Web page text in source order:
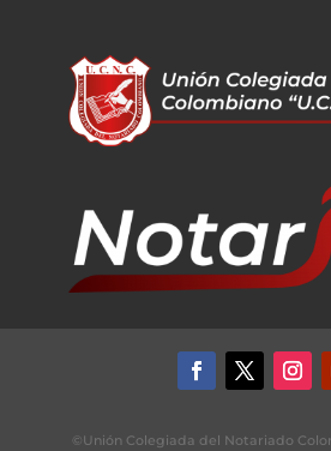
©Unión Colegiada del Notariado